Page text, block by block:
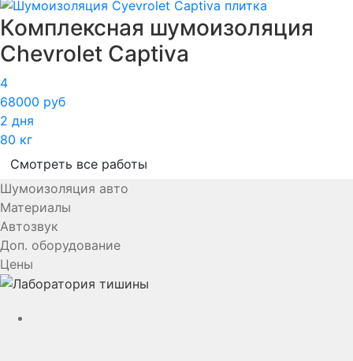
Комплексная шумоизоляция
Chevrolet Captiva
4
68000 руб
2 дня
80 кг
Смотреть все работы
Шумоизоляция авто
Материалы
Автозвук
Доп. оборудование
Цены